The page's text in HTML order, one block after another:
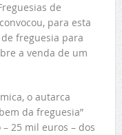
de
para esta
freguesia para
a venda de um
o autarca
da freguesia”
25 mil euros – dos